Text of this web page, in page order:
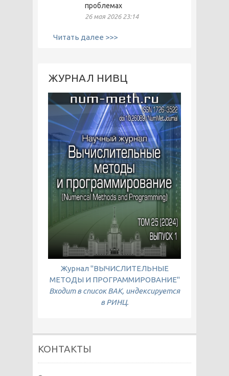
проблемах
26 мая 2026 23:14
Читать далее >>>
ЖУРНАЛ НИВЦ
Журнал "ВЫЧИСЛИТЕЛЬНЫЕ
МЕТОДЫ И ПРОГРАММИРОВАНИЕ"
Входит в список ВАК, индексируется
в РИНЦ.
КОНТАКТЫ